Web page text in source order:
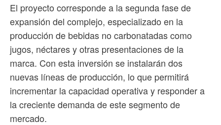
El proyecto corresponde a la segunda fase de
expansión del complejo, especializado en la
producción de bebidas no carbonatadas como
jugos, néctares y otras presentaciones de la
marca. Con esta inversión se instalarán dos
nuevas líneas de producción, lo que permitirá
incrementar la capacidad operativa y responder a
la creciente demanda de este segmento de
mercado.